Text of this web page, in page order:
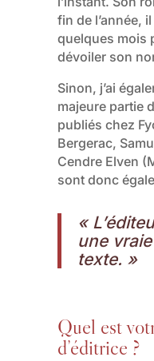
fin de l’année,
quelques mois
dévoiler son
Sinon, j’ai
majeure partie
publiés chez
Bergerac,
Cendre Elven
sont donc
«
une
texte. »
Quel est
d’éditrice ?